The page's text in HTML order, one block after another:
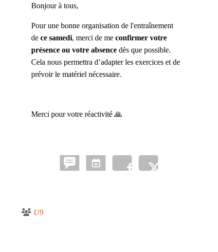
Bonjour à tous,
Pour une bonne organisation de l'entraînement
de ce samedi, merci de me confirmer votre
présence ou votre absence dès que possible.
Cela nous permettra d’adapter les exercices et de
prévoir le matériel nécessaire.
Merci pour votre réactivité 🙏
U9